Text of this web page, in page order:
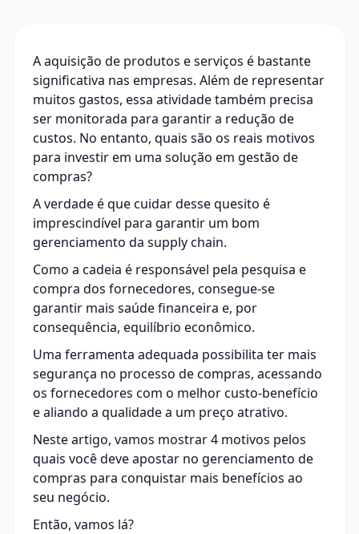
A aquisição de produtos e serviços é bastante
significativa nas empresas. Além de representar
muitos gastos, essa atividade também precisa
ser monitorada para garantir a redução de
custos. No entanto, quais são os reais motivos
para investir em uma solução em gestão de
compras?
A verdade é que cuidar desse quesito é
imprescindível para garantir um bom
gerenciamento da supply chain.
Como a cadeia é responsável pela pesquisa e
compra dos fornecedores, consegue-se
garantir mais saúde financeira e, por
consequência, equilíbrio econômico.
Uma ferramenta adequada possibilita ter mais
segurança no processo de compras, acessando
os fornecedores com o melhor custo-benefício
e aliando a qualidade a um preço atrativo.
Neste artigo, vamos mostrar 4 motivos pelos
quais você deve apostar no gerenciamento de
compras para conquistar mais benefícios ao
seu negócio.
Então, vamos lá?